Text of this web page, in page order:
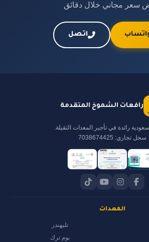
سعر مجاني خلال دقائق
اتصل
رافعات الشموخ المتقدمة
رائدة في تأجير المعدات الثقيلة.
سجل تجاري: 7038674425
المعدات
تليهندر
بوم ترك